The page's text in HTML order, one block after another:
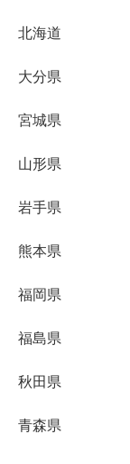
北海道
大分県
宮城県
山形県
岩手県
熊本県
福岡県
福島県
秋田県
青森県